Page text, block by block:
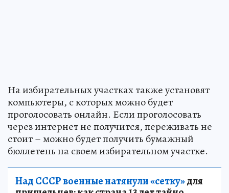
На избирательных участках также установят
компьютеры, с которых можно будет
проголосовать онлайн. Если проголосовать
через интернет не получится, переживать не
стоит – можно будет получить бумажный
бюллетень на своем избирательном участке.
Над СССР военные натянули «сетку»для